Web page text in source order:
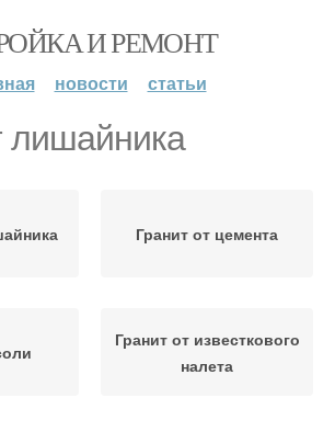
И РЕМОНТ
новости статьи
лишайника
Гранит от цемента
Гранит от известкового
налета